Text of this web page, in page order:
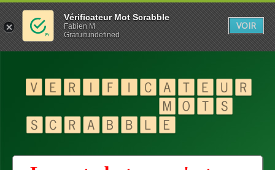
Vérificateur Mot Scrabble
Fabien M
Gratuitundefined
VOIR